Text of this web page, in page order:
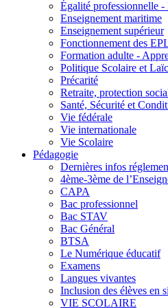
Égalité professionnelle
Enseignement maritime
Enseignement supérieur
Fonctionnement des
Formation adulte -
Politique Scolaire et
Précarité
Retraite, protection
Santé, Sécurité et
Vie fédérale
Vie internationale
Vie Scolaire
Pédagogie
Dernières infos
4ème-3ème de
CAPA
Bac professionnel
Bac STAV
Bac Général
BTSA
Le Numérique éducatif
Examens
Langues vivantes
Inclusion des élèves en
VIE SCOLAIRE